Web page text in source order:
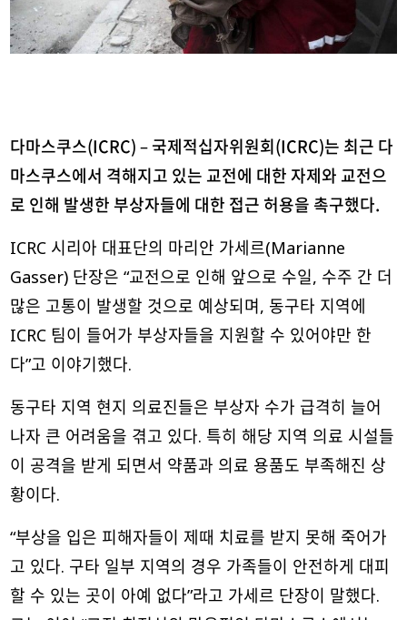
다마스쿠스(ICRC) – 국제적십자위원회(ICRC)는 최근 다
마스쿠스에서 격해지고 있는 교전에 대한 자제와 교전으
로 인해 발생한 부상자들에 대한 접근 허용을 촉구했다.
ICRC 시리아 대표단의 마리안 가세르(Marianne
Gasser) 단장은 “교전으로 인해 앞으로 수일, 수주 간 더
많은 고통이 발생할 것으로 예상되며, 동구타 지역에
ICRC 팀이 들어가 부상자들을 지원할 수 있어야만 한
다”고 이야기했다.
동구타 지역 현지 의료진들은 부상자 수가 급격히 늘어
나자 큰 어려움을 겪고 있다. 특히 해당 지역 의료 시설들
이 공격을 받게 되면서 약품과 의료 용품도 부족해진 상
황이다.
“부상을 입은 피해자들이 제때 치료를 받지 못해 죽어가
고 있다. 구타 일부 지역의 경우 가족들이 안전하게 대피
할 수 있는 곳이 아예 없다”라고 가세르 단장이 말했다.